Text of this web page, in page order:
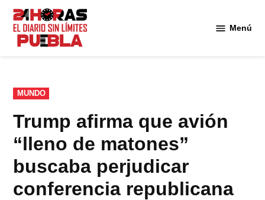
Saltar
contenido
Menú
PUBLICADO
EN
MUNDO
Trump afirma que avión
“lleno de matones”
buscaba perjudicar
conferencia republicana